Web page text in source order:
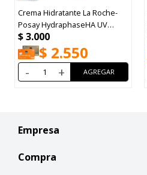
Crema Hidratante La Roche-
Posay HydraphaseHA UV
FPS25 40ml
$3.000
$ 2.550
- +
Empresa
Compra